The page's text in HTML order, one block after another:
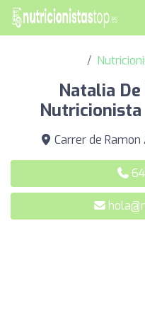
Natalia
Carrer de